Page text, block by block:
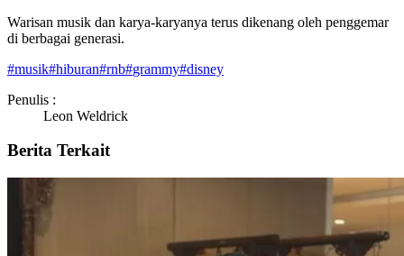
Warisan musik dan karya-karyanya terus dikenang oleh penggemar
di berbagai generasi.
#musik#hiburan#rnb#grammy#disney
Penulis :
Leon Weldrick
Berita Terkait